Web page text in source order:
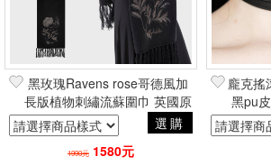
黑玫瑰Ravens rose哥德風加
長版植物刺繡流蘇圍巾 英國原
裝進口Killstar授權經銷
選購
1990元 1580元
龐克搖
黑pu